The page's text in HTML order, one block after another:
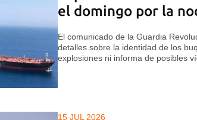
el domingo por la
El comunicado de la Guardia
detalles sobre la identidad de los
explosiones ni informa de posibles
15 JUL 2026